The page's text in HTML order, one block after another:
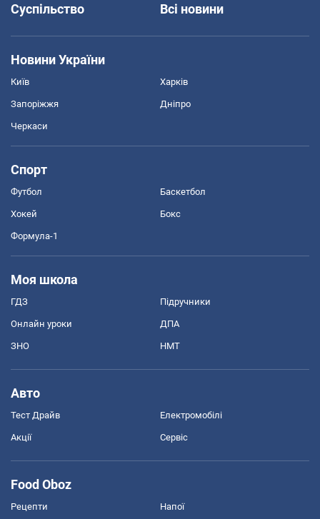
Суспільство
Всі новини
Новини України
Київ Харків
Запоріжжя Дніпро
Черкаси
Спорт
Футбол Баскетбол
Хокей Бокс
Формула-1
Моя школа
ГДЗ Підручники
Онлайн уроки ДПА
ЗНО НМТ
Авто
Тест Драйв Електромобілі
Акції Сервіс
Food Oboz
Рецепти Напої